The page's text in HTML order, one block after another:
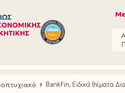
BankFin, Ειδικά θέματα